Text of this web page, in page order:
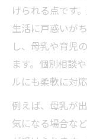
けられる点です
生活に戸惑いが
し、母乳や育児
ます。個別相談
ルにも柔軟に対
例えば、母乳が
気になる場合な